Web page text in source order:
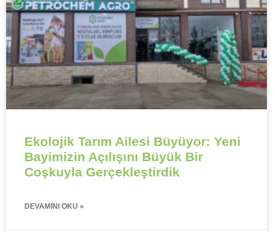
Ekolojik Tarım Ailesi Büyüyor: Yeni
Bayimizin Açılışını Büyük Bir
Coşkuyla Gerçekleştirdik
DEVAMINI OKU »